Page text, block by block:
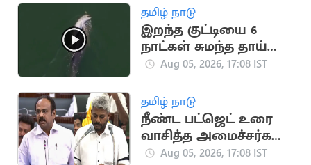
தமிழ் நாடு
இறந்த குட்டியை 6
நாட்கள் சுமந்த தாய்
டால்பின் (வைரல்
Aug 05, 2026, 17:08 IST
தமிழ் நாடு
நீண்ட பட்ஜெட் உரை
வாசித்த அமைச்சர்கள்
பட்டியலில் மரிய
Aug 05, 2026, 17:08 IST